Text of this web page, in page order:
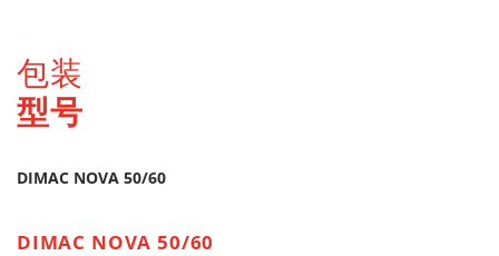
包装
型号
DIMAC NOVA 50/60
DIMAC NOVA 50/60